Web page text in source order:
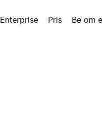
Enterprise Pris Be om